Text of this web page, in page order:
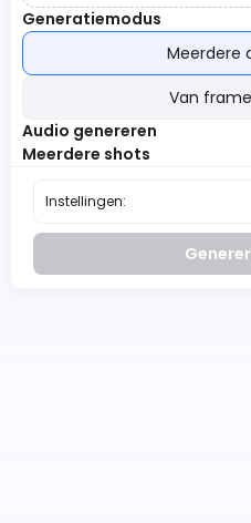
Generatiemodus
Meerdere
Van
Audio genereren
Meerdere shots
Instellingen: